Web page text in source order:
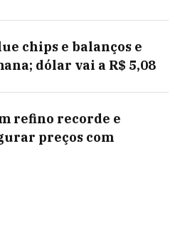
chips e balanços e
dólar vai a R$ 5,08
refino recorde e
preços com